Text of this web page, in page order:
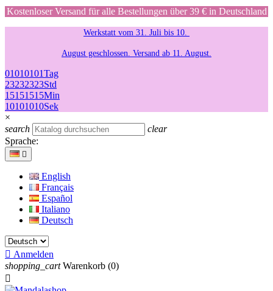
Kostenloser Versand für alle Bestellungen über 39 € in Deutschland
Werkstatt vom 31. Juli bis 10.
August geschlossen. Versand ab 11. August.
01010101Tag
23232323Std
15151515Min
10101010Sek
×
search
clear
Sprache:

English
Français
Español
Italiano
Deutsch
 Anmelden
shopping_cart Warenkorb (0)
